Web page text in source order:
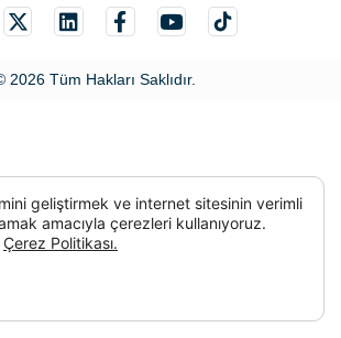
2026 Tüm Hakları Saklıdır.
geliştirmek ve internet sitesinin verimli
amacıyla çerezleri kullanıyoruz.
Çerez Politikası.
kapat